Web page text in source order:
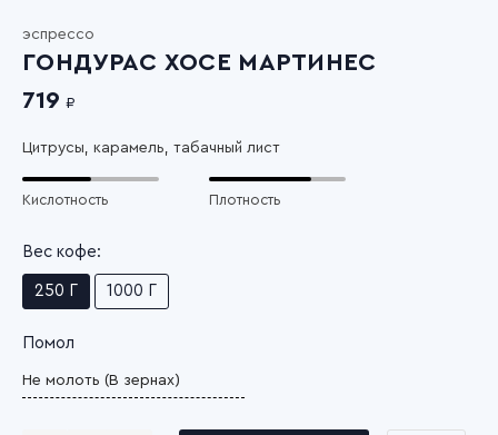
эспрессо
ГОНДУРАС ХОСЕ МАРТИНЕС
719 ₽
Цитрусы, карамель, табачный лист
Кислотность Плотность
Вес кофе:
250 Г 1000 Г
Помол